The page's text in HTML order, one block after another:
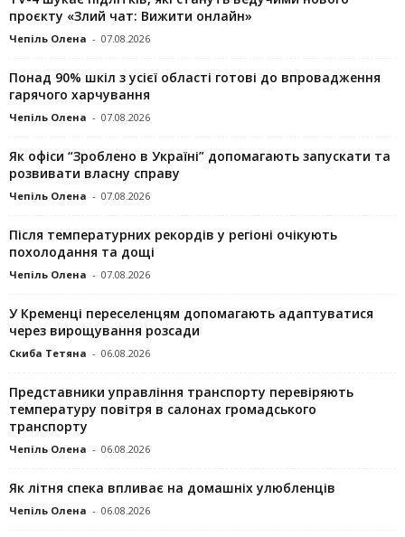
проєкту «Злий чат: Вижити онлайн»
Чепіль Олена - 07.08.2026
Понад 90% шкіл з усієї області готові до впровадження
гарячого харчування
Чепіль Олена - 07.08.2026
Як офіси “Зроблено в Україні” допомагають запускaти та
розвивати власну справу
Чепіль Олена - 07.08.2026
Після температурних рекордів у регіоні очікують
похолодання та дощі
Чепіль Олена - 07.08.2026
У Кременці переселенцям допомагають адаптуватися
через вирощування розсади
Скиба Тетяна - 06.08.2026
Представники управління транспорту перевіряють
температуру повітря в салонах громадського
транспорту
Чепіль Олена - 06.08.2026
Як літня спека впливає на домашніх улюбленців
Чепіль Олена - 06.08.2026